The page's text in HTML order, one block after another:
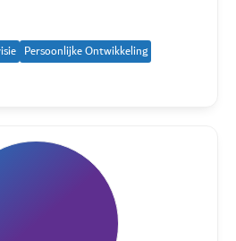
Persoonlijke Ontwikkeling